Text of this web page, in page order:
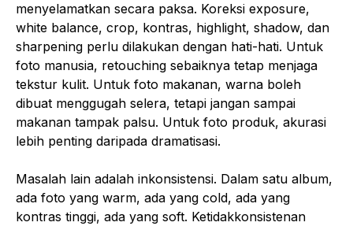
menyelamatkan secara paksa. Koreksi exposure,
white balance, crop, kontras, highlight, shadow, dan
sharpening perlu dilakukan dengan hati-hati. Untuk
foto manusia, retouching sebaiknya tetap menjaga
tekstur kulit. Untuk foto makanan, warna boleh
dibuat menggugah selera, tetapi jangan sampai
makanan tampak palsu. Untuk foto produk, akurasi
lebih penting daripada dramatisasi.
Masalah lain adalah inkonsistensi. Dalam satu album,
ada foto yang warm, ada yang cold, ada yang
kontras tinggi, ada yang soft. Ketidakkonsistenan